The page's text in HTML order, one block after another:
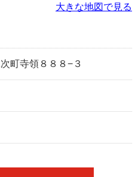
大きな地図で見る
町寺領８８８−３